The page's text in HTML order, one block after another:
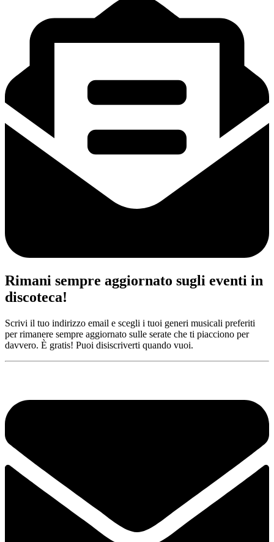
Rimani sempre aggiornato sugli eventi in
discoteca!
Scrivi il tuo indirizzo email e scegli i tuoi generi musicali preferiti
per rimanere sempre aggiornato sulle serate che ti piacciono per
davvero. È gratis! Puoi disiscriverti quando vuoi.